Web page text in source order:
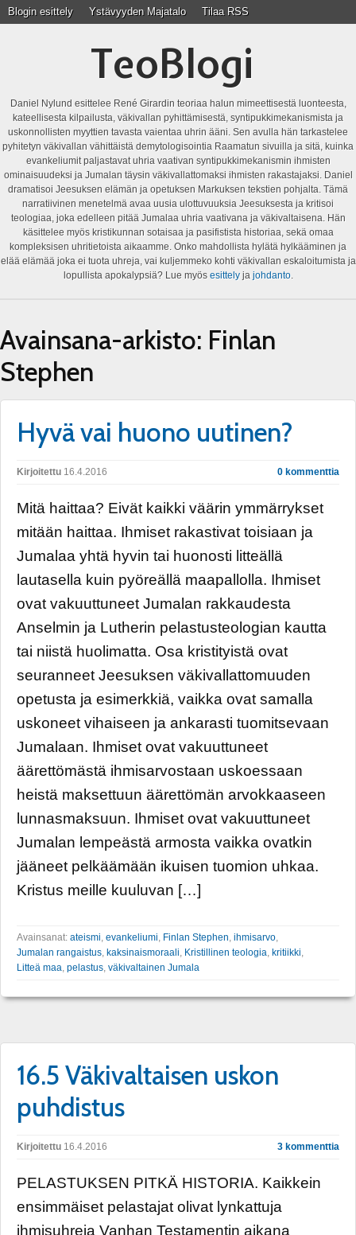
Blogin esittely Ystävyyden Majatalo Tilaa RSS
TeoBlogi
Daniel Nylund esittelee René Girardin teoriaa halun mimeettisestä luonteesta,
kateellisesta kilpailusta, väkivallan pyhittämisestä, syntipukkimekanismista ja
uskonnollisten myyttien tavasta vaientaa uhrin ääni. Sen avulla hän tarkastelee
pyhitetyn väkivallan vähittäistä demytologisointia Raamatun sivuilla ja sitä, kuinka
evankeliumit paljastavat uhria vaativan syntipukkimekanismin ihmisten
ominaisuudeksi ja Jumalan täysin väkivallattomaksi ihmisten rakastajaksi. Daniel
dramatisoi Jeesuksen elämän ja opetuksen Markuksen tekstien pohjalta. Tämä
narratiivinen menetelmä avaa uusia ulottuvuuksia Jeesuksesta ja kritisoi
teologiaa, joka edelleen pitää Jumalaa uhria vaativana ja väkivaltaisena. Hän
käsittelee myös kristikunnan sotaisaa ja pasifistista historiaa, sekä omaa
kompleksisen uhritietoista aikaamme. Onko mahdollista hylätä hylkääminen ja
elää elämää joka ei tuota uhreja, vai kuljemmeko kohti väkivallan eskaloitumista ja
lopullista apokalypsiä? Lue myös esittelyja johdanto.
Avainsana-arkisto: Finlan
Stephen
Hyvä vai huono uutinen?
Kirjoitettu 16.4.2016 0 kommenttia
Mitä haittaa? Eivät kaikki väärin ymmärrykset
mitään haittaa. Ihmiset rakastivat toisiaan ja
Jumalaa yhtä hyvin tai huonosti litteällä
lautasella kuin pyöreällä maapallolla. Ihmiset
ovat vakuuttuneet Jumalan rakkaudesta
Anselmin ja Lutherin pelastusteologian kautta
tai niistä huolimatta. Osa kristityistä ovat
seuranneet Jeesuksen väkivallattomuuden
opetusta ja esimerkkiä, vaikka ovat samalla
uskoneet vihaiseen ja ankarasti tuomitsevaan
Jumalaan. Ihmiset ovat vakuuttuneet
äärettömästä ihmisarvostaan uskoessaan
heistä maksettuun äärettömän arvokkaaseen
lunnasmaksuun. Ihmiset ovat vakuuttuneet
Jumalan lempeästä armosta vaikka ovatkin
jääneet pelkäämään ikuisen tuomion uhkaa.
Kristus meille kuuluvan […]
Avainsanat: ateismi evankeliumi Finlan Stephen ihmisarvo
Jumalan rangaistus kaksinaismoraali Kristillinen teologia kritiikki
Litteä maa pelastus väkivaltainen Jumala
16.5 Väkivaltaisen uskon
puhdistus
Kirjoitettu 16.4.2016 3 kommenttia
PELASTUKSEN PITKÄ HISTORIA. Kaikkein
ensimmäiset pelastajat olivat lynkattuja
ihmisuhreja Vanhan Testamentin aikana